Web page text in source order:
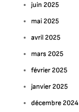
juin 2025
mai 2025
avril 2025
mars 2025
février 2025
janvier 2025
décembre 2024